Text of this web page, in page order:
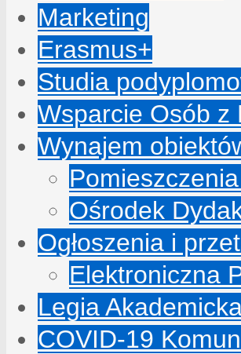
Marketing
Erasmus+
Studia
Wsparcie Osób z
Wynajem
Ośrodek
Ogłoszenia i
Elektroniczna
Legia
COVID-19